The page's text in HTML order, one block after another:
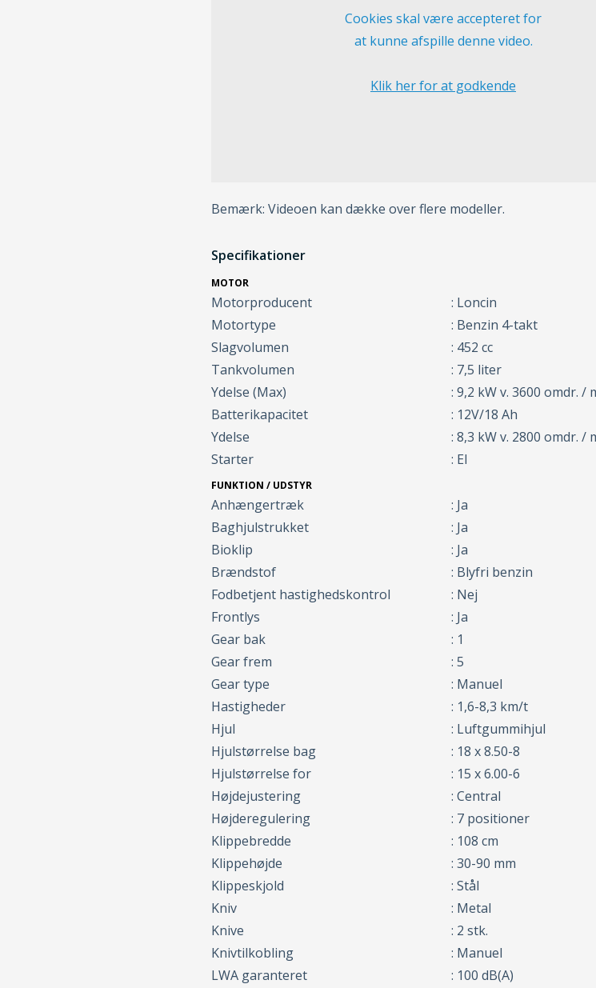
Cookies skal være accepteret for
at kunne afspille denne video.
Klik her for at godkende
Bemærk: Videoen kan dække over flere modeller.
Specifikationer
MOTOR
Motorproducent
: Loncin
Motortype
: Benzin 4-takt
Slagvolumen
: 452 cc
Tankvolumen
: 7,5 liter
Ydelse (Max)
: 9,2 kW v. 3600 omdr. /
Batterikapacitet
: 12V/18 Ah
Ydelse
: 8,3 kW v. 2800 omdr. /
Starter
: El
FUNKTION / UDSTYR
Anhængertræk
: Ja
Baghjulstrukket
: Ja
Bioklip
: Ja
Brændstof
: Blyfri benzin
Fodbetjent hastighedskontrol
: Nej
Frontlys
: Ja
Gear bak
: 1
Gear frem
: 5
Gear type
: Manuel
Hastigheder
: 1,6-8,3 km/t
Hjul
: Luftgummihjul
Hjulstørrelse bag
: 18 x 8.50-8
Hjulstørrelse for
: 15 x 6.00-6
Højdejustering
: Central
Højderegulering
: 7 positioner
Klippebredde
: 108 cm
Klippehøjde
: 30-90 mm
Klippeskjold
: Stål
Kniv
: Metal
Knive
: 2 stk.
Knivtilkobling
: Manuel
LWA garanteret
: 100 dB(A)